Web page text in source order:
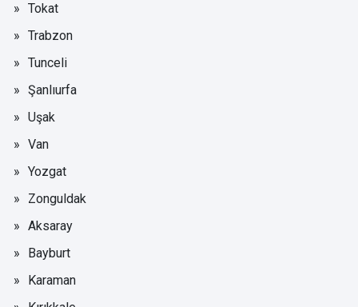
Tokat
Trabzon
Tunceli
Şanlıurfa
Uşak
Van
Yozgat
Zonguldak
Aksaray
Bayburt
Karaman